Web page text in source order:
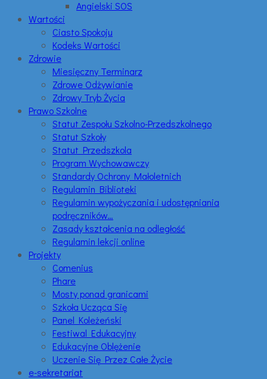
Angielski SOS
Wartości
Ciasto Spokoju
Kodeks Wartości
Zdrowie
Miesięczny Terminarz
Zdrowe Odżywianie
Zdrowy Tryb Życia
Prawo Szkolne
Statut Zespołu Szkolno-Przedszkolnego
Statut Szkoły
Statut Przedszkola
Program Wychowawczy
Standardy Ochrony Małoletnich
Regulamin Biblioteki
Regulamin wypożyczania i udostępniania
podręczników…
Zasady kształcenia na odległość
Regulamin lekcji online
Projekty
Comenius
Phare
Mosty ponad granicami
Szkoła Ucząca Się
Panel Koleżeński
Festiwal Edukacyjny
Edukacyjne Oblężenie
Uczenie Się Przez Całe Życie
e-sekretariat